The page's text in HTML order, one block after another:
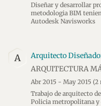
Diseñar y desarrollar
metodologia BIM
Autodesk Navisworks
A
Arquitecto
ARQUITECTURA
Abr 2015 - May 2015 (2
Trabajo de arquitecto
Policia metropolitana y